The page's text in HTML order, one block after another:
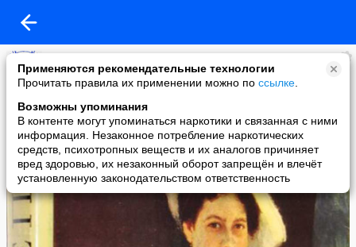
Применяются рекомендательные технологии
Прочитать правила их применении можно по ссылке
Возможны упоминания
В контенте могут упоминаться наркотики и связанная с ними
информация. Незаконное потребление наркотических
средств, психотропных веществ и их аналогов причиняет
вред здоровью, их незаконный оборот запрещён и влечёт
установленную законодательством ответственность
БИБЛИОТЕКА ИСКУССТВ им.А.П.БОГОЛЮБОВА
added a photo
28 May в 14:01